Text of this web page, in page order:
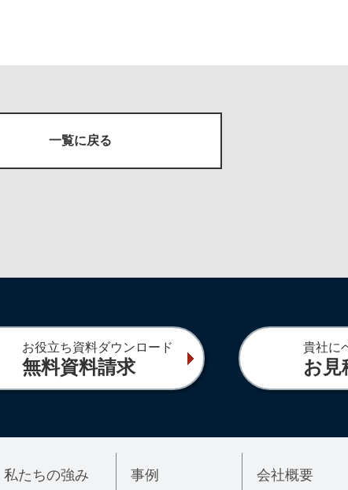
一覧に戻る
お役立ち資料ダウンロード
無料資料請求
貴社に
お見
私たちの強み 事例 会社概要